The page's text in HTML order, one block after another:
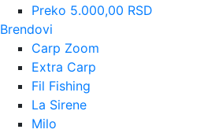
Preko 5.000,00 RSD
Brendovi
Carp Zoom
Extra Carp
Fil Fishing
La Sirene
Milo